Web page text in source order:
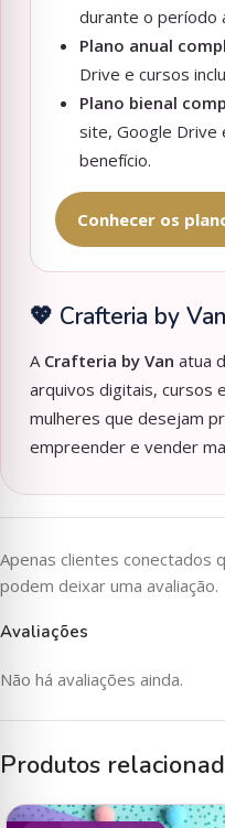
durante o período
Plano anual
Drive e cursos
Plano bienal
site, Google Drive
benefício.
Conhecer os
💖 Crafteria by Van
A Crafteria by Van atua
arquivos digitais, cursos
mulheres que desejam
empreender e vender
Avaliações
Não há avaliações ainda.
Apenas clientes conectados
podem deixar uma avaliação.
Produtos